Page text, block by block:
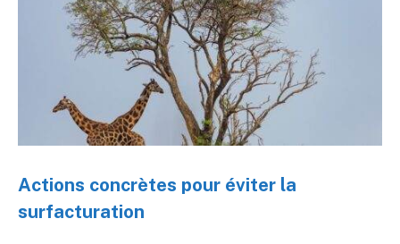
Actions concrètes pour éviter la
surfacturation